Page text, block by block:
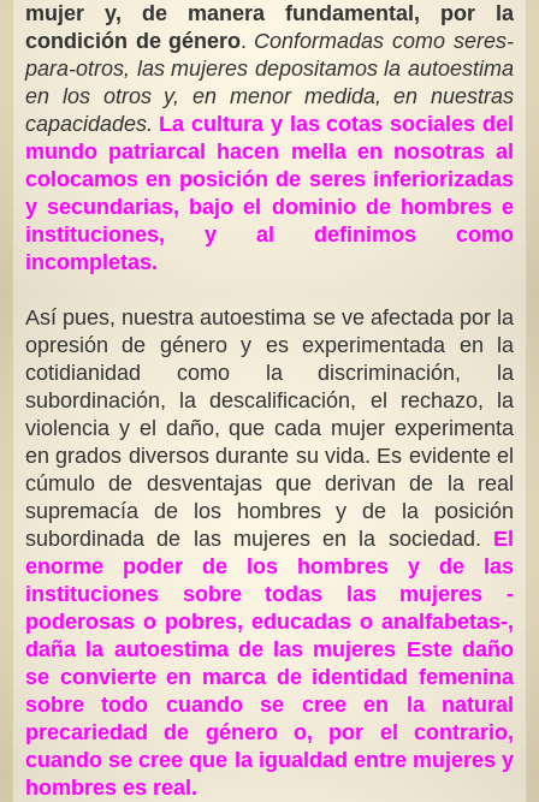
mujer y, de manera fundamental, por la
condición de género. Conformadas como seres-
para-otros, las mujeres depositamos la autoestima
en los otros y, en menor medida, en nuestras
capacidades. La cultura y las cotas sociales del
mundo patriarcal hacen mella en nosotras al
colocamos en posición de seres inferiorizadas
y secundarias, bajo el dominio de hombres e
instituciones, y al definimos como
incompletas.
Así pues, nuestra autoestima se ve afectada por la
opresión de género y es experimentada en la
cotidianidad como la discriminación, la
subordinación, la descalificación, el rechazo, la
violencia y el daño, que cada mujer experimenta
en grados diversos durante su vida. Es evidente el
cúmulo de desventajas que derivan de la real
supremacía de los hombres y de la posición
subordinada de las mujeres en la sociedad. El
enorme poder de los hombres y de las
instituciones sobre todas las mujeres -
poderosas o pobres, educadas o analfabetas-,
daña la autoestima de las mujeres Este daño
se convierte en marca de identidad femenina
sobre todo cuando se cree en la natural
precariedad de género o, por el contrario,
cuando se cree que la igualdad entre mujeres y
hombres es real.